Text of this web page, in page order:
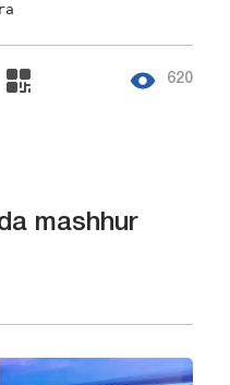
620
mashhur